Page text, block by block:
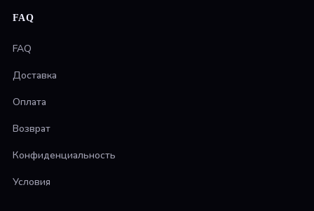
FAQ
FAQ
Доставка
Оплата
Возврат
Конфиденциальность
Условия